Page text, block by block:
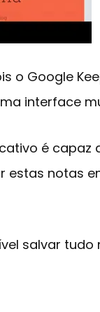
o Google
interface
é capaz
estas notas
salvar tudo